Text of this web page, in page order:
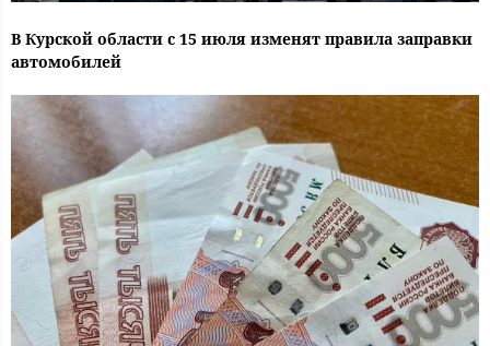
В Курской области с 15 июля изменят правила заправки
автомобилей